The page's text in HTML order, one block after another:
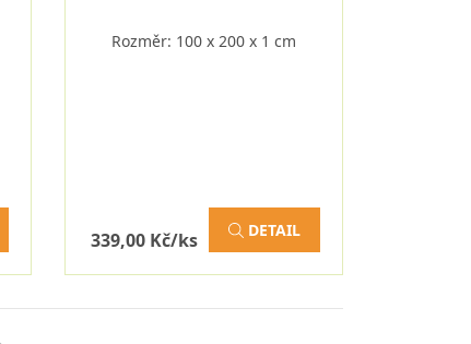
Rozměr: 100 x 200 x 1 cm
339,00 Kč/ks DETAIL